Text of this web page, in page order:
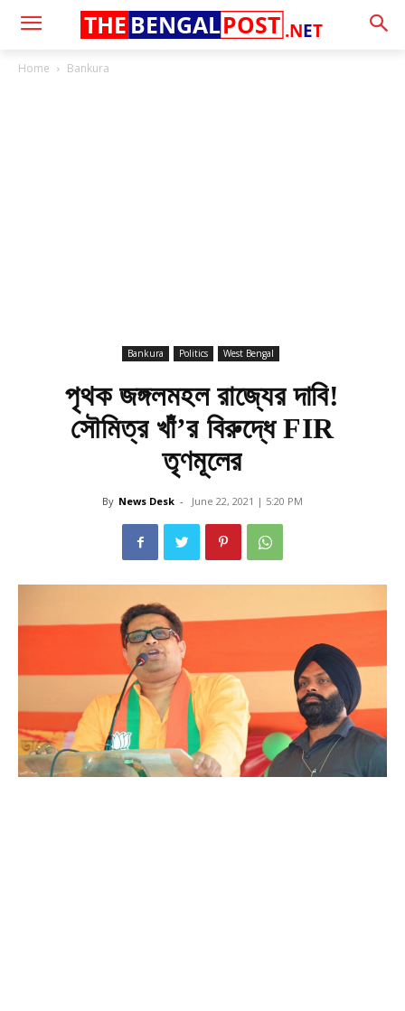
.NET
THE BENGALPOST
Home Bankura
Bankura Politics West Bengal
পৃথক জঙ্গলমহল রাজ্যের দাবি!
সৌমিত্র খাঁ’র বিরুদ্ধে FIR
তৃণমূলের
By News Desk - June 22, 2021 | 5:20 PM